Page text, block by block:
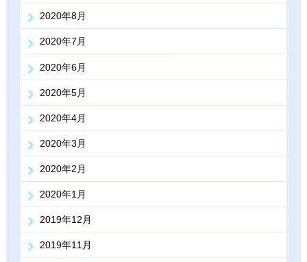
2020年8月
2020年7月
2020年6月
2020年5月
2020年4月
2020年3月
2020年2月
2020年1月
2019年12月
2019年11月